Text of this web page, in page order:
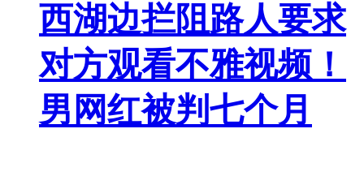
西湖边拦阻路人要求
对方观看不雅视频！
男网红被判七个月